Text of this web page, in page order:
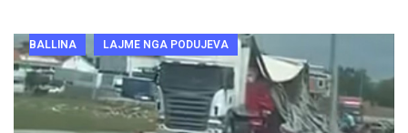
BALLINA LAJME NGA PODUJEVA